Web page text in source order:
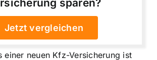
sparen?
Jetzt vergleichen
einer neuen Kfz-Versicherung ist